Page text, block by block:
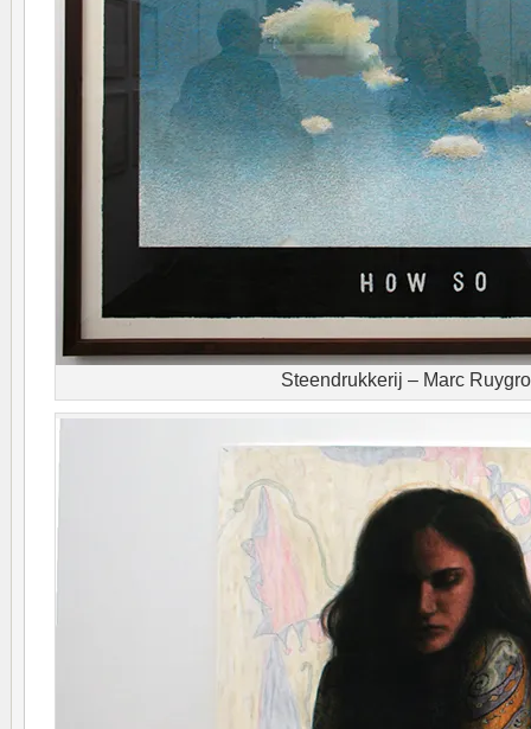
Steendrukkerij – Marc